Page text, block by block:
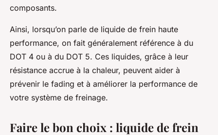
composants.
Ainsi, lorsqu’on parle de liquide de frein haute
performance, on fait généralement référence à du
DOT 4 ou à du DOT 5. Ces liquides, grâce à leur
résistance accrue à la chaleur, peuvent aider à
prévenir le fading et à améliorer la performance de
votre système de freinage.
Faire le bon choix : liquide de frein